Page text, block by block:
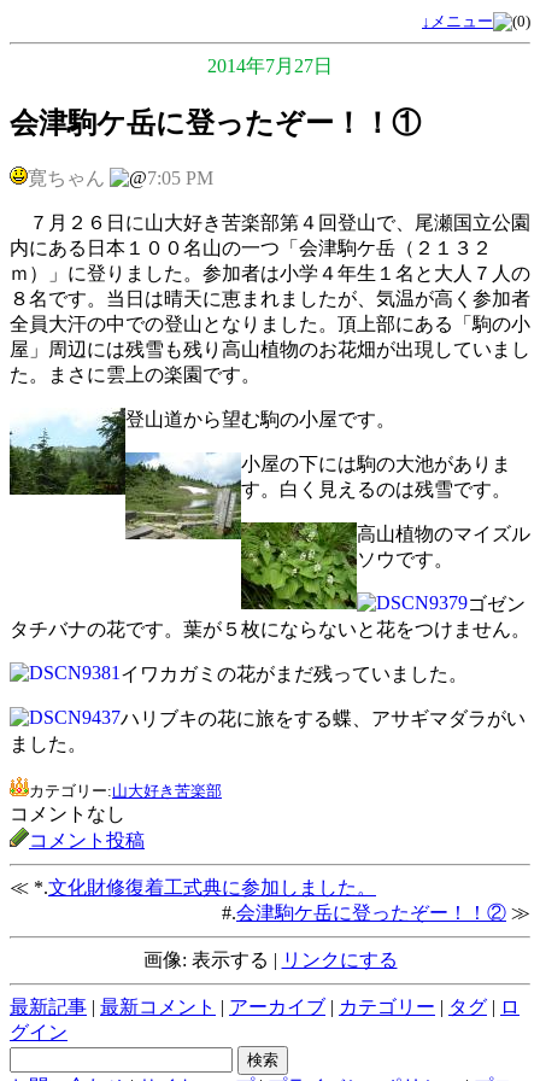
↓メニュー
2014年7月27日
会津駒ケ岳に登ったぞー！！①
寛ちゃん 7:05 PM
７月２６日に山大好き苦楽部第４回登山で、尾瀬国立公園
内にある日本１００名山の一つ「会津駒ケ岳（２１３２
ｍ）」に登りました。参加者は小学４年生１名と大人７人の
８名です。当日は晴天に恵まれましたが、気温が高く参加者
全員大汗の中での登山となりました。頂上部にある「駒の小
屋」周辺には残雪も残り高山植物のお花畑が出現していまし
た。まさに雲上の楽園です。
登山道から望む駒の小屋です。
小屋の下には駒の大池がありま
す。白く見えるのは残雪です。
高山植物のマイズル
ソウです。
ゴゼン
タチバナの花です。葉が５枚にならないと花をつけません。
イワカガミの花がまだ残っていました。
ハリブキの花に旅をする蝶、アサギマダラがい
ました。
カテゴリー:山大好き苦楽部
コメントなし
コメント投稿
≪ *.文化財修復着工式典に参加しました。
#.会津駒ケ岳に登ったぞー！！② ≫
画像: 表示する | リンクにする
最新記事 | 最新コメント | アーカイブ | カテゴリー | タグ | ロ
グイン